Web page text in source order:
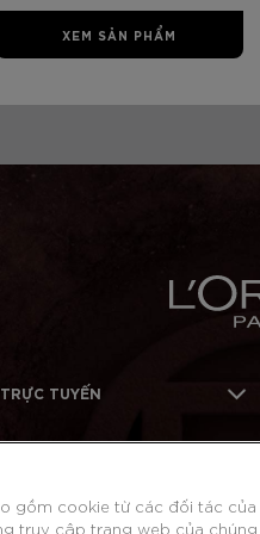
XEM SẢN PHẨM
TUYẾN
gồm cookie từ các đối tác của
truy cập trang web của